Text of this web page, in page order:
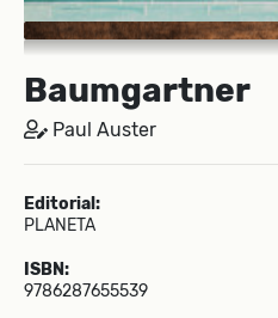
Baumgartner
Paul Auster
Editorial:
PLANETA
ISBN:
9786287655539